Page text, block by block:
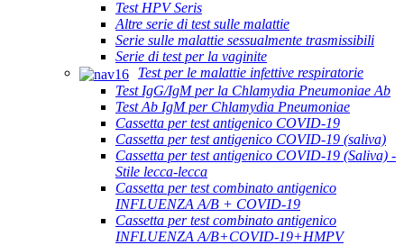
Test HPV Seris
Altre serie di test sulle malattie
Serie sulle malattie sessualmente trasmissibili
Serie di test per la vaginite
Test per le malattie infettive respiratorie
Test IgG/IgM per la Chlamydia Pneumoniae Ab
Test Ab IgM per Chlamydia Pneumoniae
Cassetta per test antigenico COVID-19
Cassetta per test antigenico COVID-19 (saliva)
Cassetta per test antigenico COVID-19 (Saliva) -
Stile lecca-lecca
Cassetta per test combinato antigenico
INFLUENZA A/B + COVID-19
Cassetta per test combinato antigenico
INFLUENZA A/B+COVID-19+HMPV